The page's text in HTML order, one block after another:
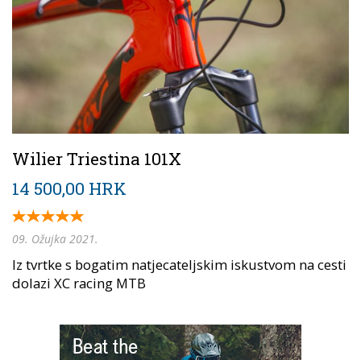
Wilier Triestina 101X
14 500,00 HRK
09. Ožujka 2021.
Iz tvrtke s bogatim natjecateljskim iskustvom na cesti
dolazi XC racing MTB